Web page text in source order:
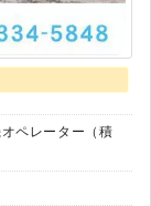
ペレーター（積